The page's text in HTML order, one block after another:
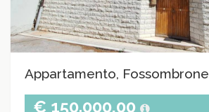
Appartamento, Fossombrone
€ 150.000,00